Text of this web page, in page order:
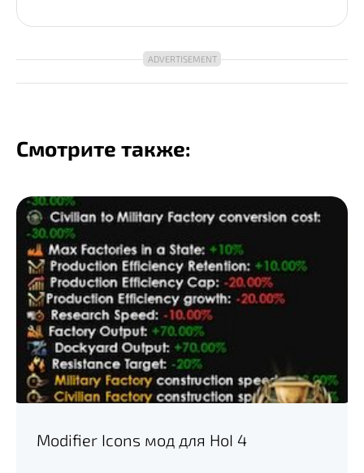
Смотрите также:
Modifier Icons мод для HoI 4